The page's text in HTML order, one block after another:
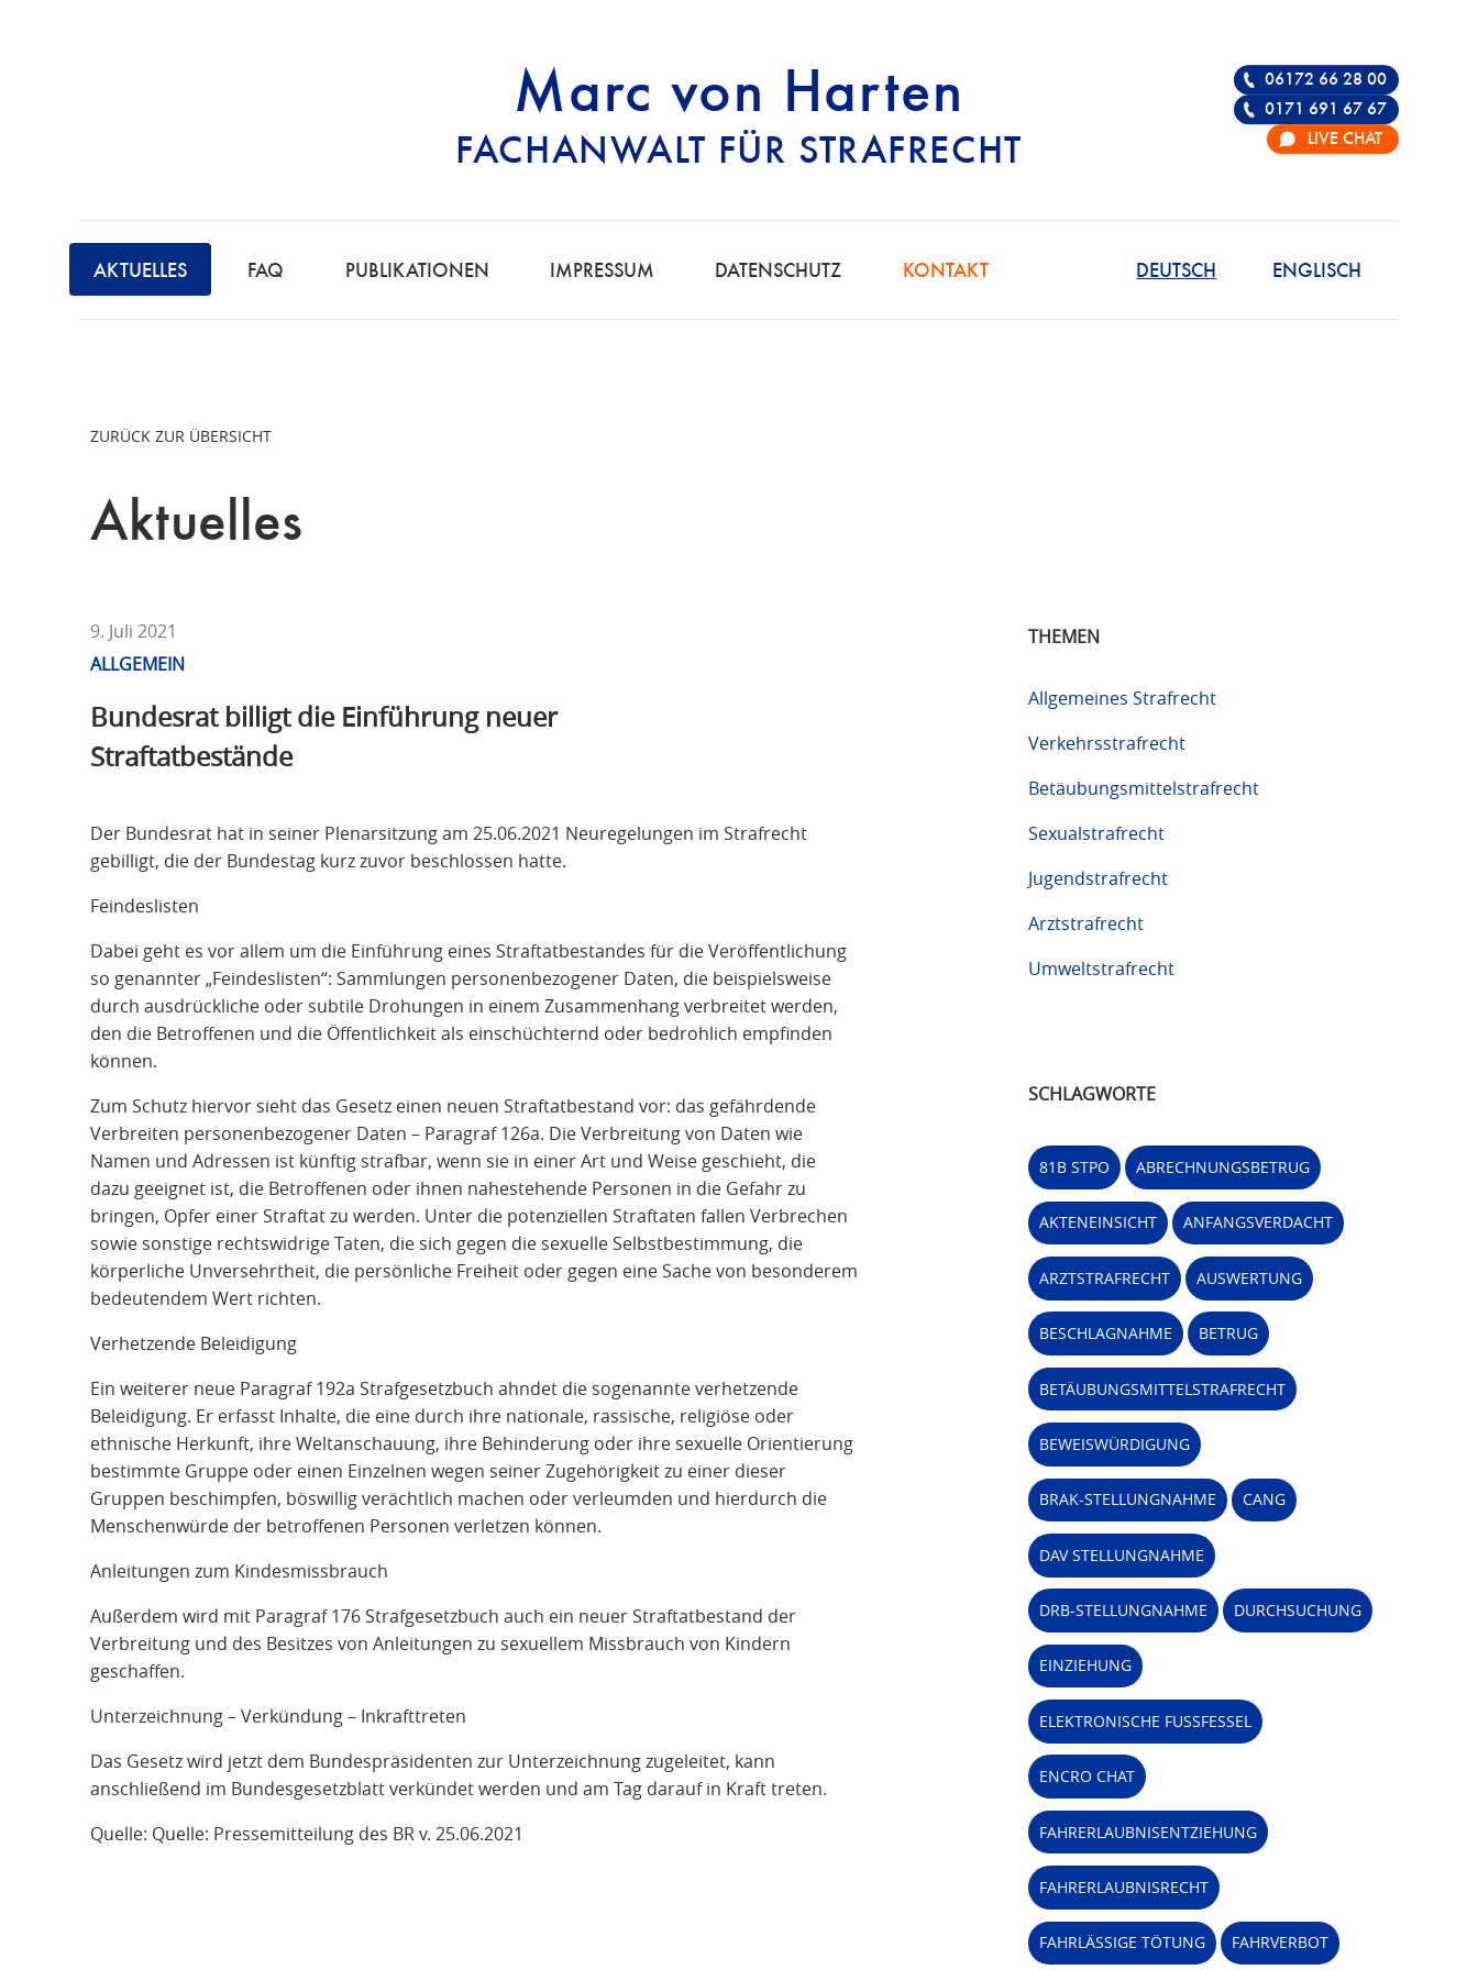
Marc von Harten
FACHANWALT FÜR STRAFRECHT
STRAFRECHT | RECHTSANWALT FÜR DIE
F
C
H
Ü
H
AKTUELLES FAQ PUBLIKATIONEN IMPRESSUM DATENSCHUTZ KONTAKT ENGLISCH
DEUTSCH
06172 66 28 00
0171 691 67 67
LIVE CHAT
ZURÜCK ZUR ÜBERSICHT
Aktuelles
9. Juli 2021
ALLGEMEIN
Bundesrat billigt die Einführung neuer
Straftatbestände
Der Bundesrat hat in seiner Plenarsitzung am 25.06.2021 Neuregelungen im Strafrecht
gebilligt, die der Bundestag kurz zuvor beschlossen hatte.
Feindeslisten
Dabei geht es vor allem um die Einführung eines Straftatbestandes für die Veröffentlichung
so genannter „Feindeslisten“: Sammlungen personenbezogener Daten, die beispielsweise
durch ausdrückliche oder subtile Drohungen in einem Zusammenhang verbreitet werden,
den die Betroffenen und die Öffentlichkeit als einschüchternd oder bedrohlich empfinden
können.
Zum Schutz hiervor sieht das Gesetz einen neuen Straftatbestand vor: das gefährdende
Verbreiten personenbezogener Daten – Paragraf 126a. Die Verbreitung von Daten wie
Namen und Adressen ist künftig strafbar, wenn sie in einer Art und Weise geschieht, die
dazu geeignet ist, die Betroffenen oder ihnen nahestehende Personen in die Gefahr zu
bringen, Opfer einer Straftat zu werden. Unter die potenziellen Straftaten fallen Verbrechen
sowie sonstige rechtswidrige Taten, die sich gegen die sexuelle Selbstbestimmung, die
körperliche Unversehrtheit, die persönliche Freiheit oder gegen eine Sache von besonderem
bedeutendem Wert richten.
Verhetzende Beleidigung
Ein weiterer neue Paragraf 192a Strafgesetzbuch ahndet die sogenannte verhetzende
Beleidigung. Er erfasst Inhalte, die eine durch ihre nationale, rassische, religiöse oder
ethnische Herkunft, ihre Weltanschauung, ihre Behinderung oder ihre sexuelle Orientierung
bestimmte Gruppe oder einen Einzelnen wegen seiner Zugehörigkeit zu einer dieser
Gruppen beschimpfen, böswillig verächtlich machen oder verleumden und hierdurch die
Menschenwürde der betroffenen Personen verletzen können.
Anleitungen zum Kindesmissbrauch
Außerdem wird mit Paragraf 176 Strafgesetzbuch auch ein neuer Straftatbestand der
Verbreitung und des Besitzes von Anleitungen zu sexuellem Missbrauch von Kindern
geschaffen.
Unterzeichnung – Verkündung – Inkrafttreten
Das Gesetz wird jetzt dem Bundespräsidenten zur Unterzeichnung zugeleitet, kann
anschließend im Bundesgesetzblatt verkündet werden und am Tag darauf in Kraft treten.
Quelle: Quelle: Pressemitteilung des BR v. 25.06.2021
THEMEN
Allgemeines Strafrecht
Verkehrsstrafrecht
Betäubungsmittelstrafrecht
Sexualstrafrecht
Jugendstrafrecht
Arztstrafrecht
Umweltstrafrecht
SCHLAGWORTE
81B STPO ABRECHNUNGSBETRUG
AKTENEINSICHT ANFANGSVERDACHT
ARZTSTRAFRECHT AUSWERTUNG
BESCHLAGNAHME BETRUG
BETÄUBUNGSMITTELSTRAFRECHT
BEWEISWÜRDIGUNG
BRAK-STELLUNGNAHME CANG
DAV STELLUNGNAHME
DRB-STELLUNGNAHME DURCHSUCHUNG
EINZIEHUNG
ELEKTRONISCHE FUSSFESSEL
ENCRO CHAT
FAHRERLAUBNISENTZIEHUNG
FAHRERLAUBNISRECHT
FAHRLÄSSIGE TÖTUNG FAHRVERBOT